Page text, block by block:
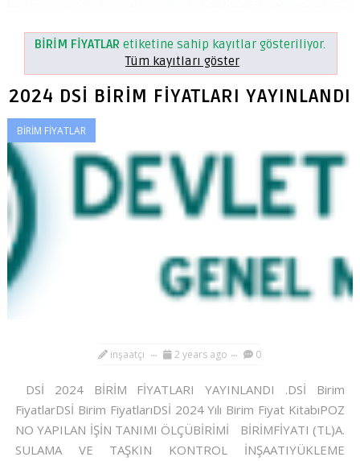
BİRİM FİYATLAR etiketine sahip kayıtlar gösteriliyor.
Tüm kayıtları göster
2024 DSİ BİRİM FİYATLARI YAYINLANDI
BİRİM FİYATLAR
inşaatçı 2 years ago 0
DSİ 2024 BİRİM FİYATLARI YAYINLANDI .DSİ Birim
FiyatlarDSİ Birim FiyatlarıDSİ 2024 Yılı Birim Fiyat KitabıPOZ
NO YAPILAN İŞİN TANIMI ÖLÇÜBİRİMİ BİRİMFİYATI (TL)A.
SULAMA VE TAŞKIN KONTROL İNŞAATIYÜKLEME